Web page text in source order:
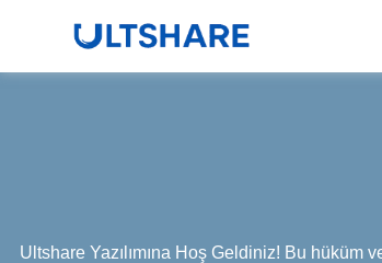
Ultshare Yazılımına Hoş Geldiniz! Bu hüküm